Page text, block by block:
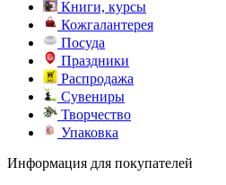
Книги, курсы
Кожгалантерея
Посуда
Праздники
Распродажа
Сувениры
Творчество
Упаковка
Информация для покупателей